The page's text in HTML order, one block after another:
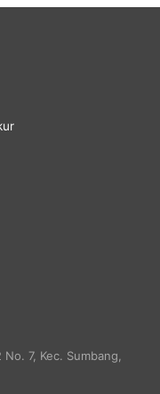
7, Kec. Sumbang,